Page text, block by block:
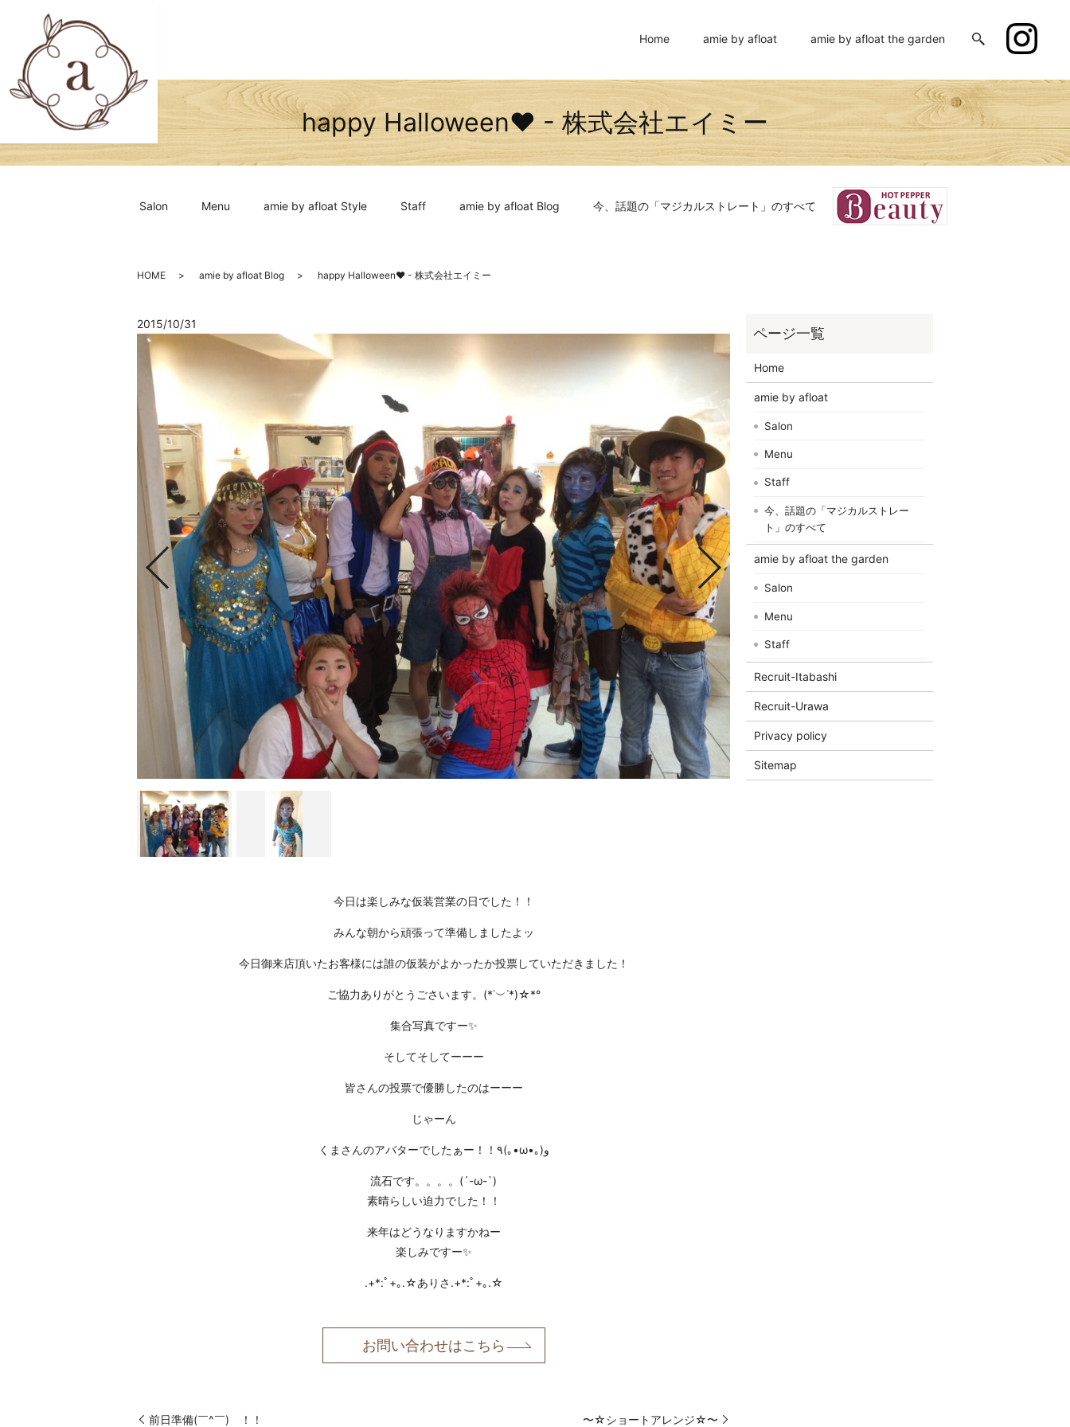
Home amie by afloat amie by afloat the garden
Salon Menu amie by afloat Style Staff amie by afloat Blog 今、話題の「マジカルストレート」のすべて
happy Halloween❤ - 株式会社エイミー
HOME amie by afloat Blog happy Halloween❤ - 株式会社エイミー
2015/10/31
今日は楽しみな仮装営業の日でした！！
みんな朝から頑張って準備しましたよッ
今日御来店頂いたお客様には誰の仮装がよかったか投票していただきました！
ご協力ありがとうごさいます。(*˙︶˙*)☆*°
集合写真ですー✨
そしてそしてーーー
皆さんの投票で優勝したのはーーー
じゃーん
くまさんのアバターでしたぁー！！٩(｡•ω•｡)و
流石です。。。。(´-ω-`)
素晴らしい迫力でした！！
来年はどうなりますかねー
楽しみですー✨
.+*:ﾟ+｡.☆ありさ.+*:ﾟ+｡.☆
お問い合わせはこちら
前日準備(￣^￣)ゞ！！ 〜☆ショートアレンジ☆〜
Home
amie by afloat
Salon
Menu
Staff
今、話題の「マジカルストレー
ト」のすべて
amie by afloat the garden
Salon
Menu
Staff
Recruit-Itabashi
Recruit-Urawa
Privacy policy
Sitemap